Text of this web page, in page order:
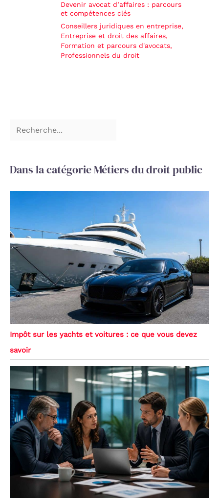
Devenir avocat d’affaires : parcours
et compétences clés
Conseillers juridiques en entreprise,
Entreprise et droit des affaires,
Formation et parcours d'avocats,
Professionnels du droit
Dans la catégorie Métiers du droit public
Impôt sur les yachts et voitures : ce que vous devez
savoir